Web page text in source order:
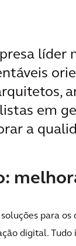
líder
em
a
para
digital. Tudo